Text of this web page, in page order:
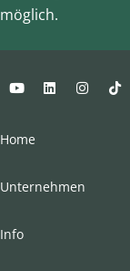
möglich.
Home
Unternehmen
Info